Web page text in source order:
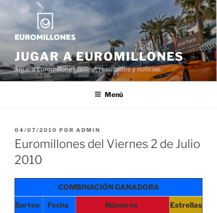
contenido
JUGAR A EUROMILLONES
Jugar a Euromillones online, resultados y noticias.
Menú
PUBLICADO
EL
04/07/2010 POR ADMIN
Euromillones del Viernes 2 de Julio
2010
COMBINACIÓN GANADORA
Sorteo Fecha Números Estrellas